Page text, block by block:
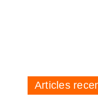
Articles